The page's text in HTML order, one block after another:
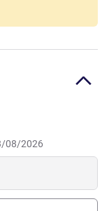
选择。要探索该
人可以在广阔的
，您可以参观古
始海滩、清澈的海
世界著名的潜水
满活力的珊瑚礁，
08/2026